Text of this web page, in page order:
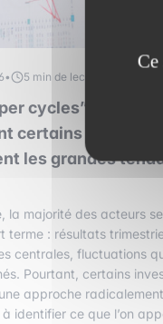
• 5 min de lecture
cycles” en
certains
les grandes
la majorité des acteurs
terme : résultats
centrales, fluctuations
Pourtant, certains
approche
identifier ce que l’on